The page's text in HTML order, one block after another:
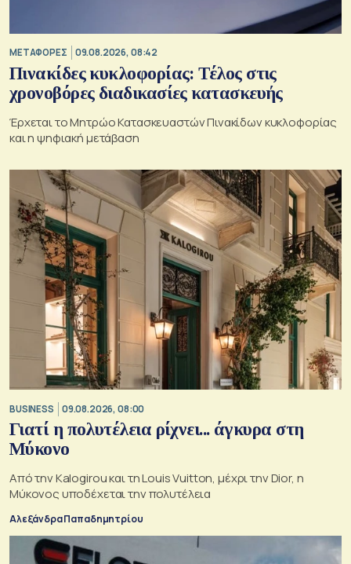
ΜΕΤΑΦΟΡΕΣ 09.08.2026, 08:42
Πινακίδες κυκλοφορίας: Τέλος στις
χρονοβόρες διαδικασίες κατασκευής
Έρχεται το Μητρώο Κατασκευαστών Πινακίδων κυκλοφορίας
και η ψηφιακή μετάβαση
BUSINESS 09.08.2026, 08:00
Γιατί η πολυτέλεια ρίχνει... άγκυρα στη
Μύκονο
Από την Kalogirou και τη Louis Vuitton, μέχρι την Dior, η
Μύκονος υποδέχεται την πολυτέλεια
Αλεξάνδρα Παπαδημητρίου